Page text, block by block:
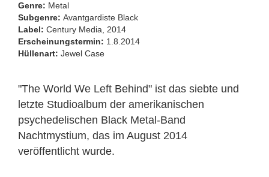
Genre: Metal
Subgenre: Avantgardiste Black
Label: Century Media, 2014
Erscheinungstermin: 1.8.2014
Hüllenart: Jewel Case
"The World We Left Behind" ist das siebte und
letzte Studioalbum der amerikanischen
psychedelischen Black Metal-Band
Nachtmystium, das im August 2014
veröffentlicht wurde.